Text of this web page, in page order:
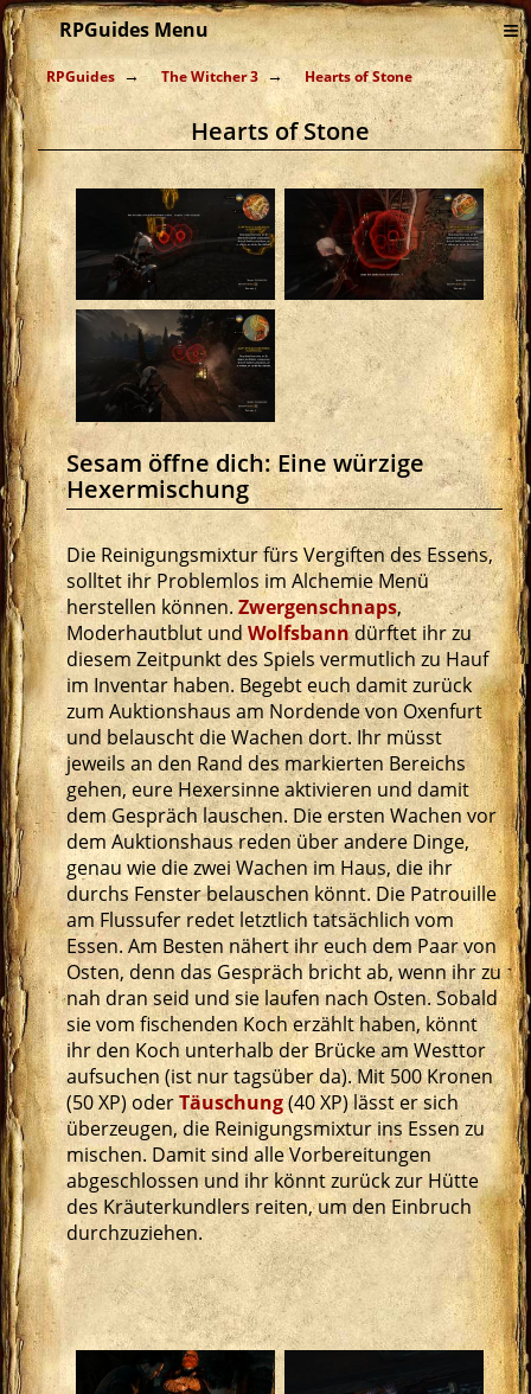
RPGuides Menu ≡
RPGuides The Witcher 3 Hearts of Stone
Hearts of Stone
Sesam öffne dich: Eine würzige
Hexermischung
Die Reinigungsmixtur fürs Vergiften des Essens,
solltet ihr Problemlos im Alchemie Menü
herstellen können.Zwergenschnaps,
Moderhautblut undWolfsbanndürftet ihr zu
diesem Zeitpunkt des Spiels vermutlich zu Hauf
im Inventar haben. Begebt euch damit zurück
zum Auktionshaus am Nordende von Oxenfurt
und belauscht die Wachen dort. Ihr müsst
jeweils an den Rand des markierten Bereichs
gehen, eure Hexersinne aktivieren und damit
dem Gespräch lauschen. Die ersten Wachen vor
dem Auktionshaus reden über andere Dinge,
genau wie die zwei Wachen im Haus, die ihr
durchs Fenster belauschen könnt. Die Patrouille
am Flussufer redet letztlich tatsächlich vom
Essen. Am Besten nähert ihr euch dem Paar von
Osten, denn das Gespräch bricht ab, wenn ihr zu
nah dran seid und sie laufen nach Osten. Sobald
sie vom fischenden Koch erzählt haben, könnt
ihr den Koch unterhalb der Brücke am Westtor
aufsuchen (ist nur tagsüber da). Mit 500 Kronen
(50 XP) oderTäuschung(40 XP) lässt er sich
überzeugen, die Reinigungsmixtur ins Essen zu
mischen. Damit sind alle Vorbereitungen
abgeschlossen und ihr könnt zurück zur Hütte
des Kräuterkundlers reiten, um den Einbruch
durchzuziehen.